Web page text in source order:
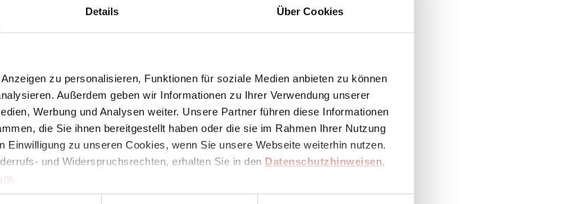
Details Über Cookies
zu personalisieren, Funktionen für soziale Medien anbieten zu können
Außerdem geben wir Informationen zu Ihrer Verwendung unserer
Werbung und Analysen weiter. Unsere Partner führen diese Informationen
die Sie ihnen bereitgestellt haben oder die sie im Rahmen Ihrer Nutzung
Einwilligung zu unseren Cookies, wenn Sie unsere Webseite weiterhin nutzen.
und Widerspruchsrechten, erhalten Sie in den Datenschutzhinweisen,